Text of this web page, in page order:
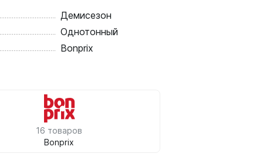
Демисезон
Однотонный
Bonprix
16 товаров
Bonprix